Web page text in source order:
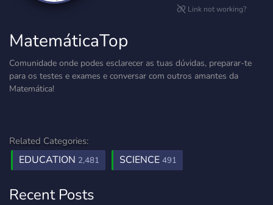
Link not working?
MatemáticaTop
Comunidade onde podes esclarecer as tuas dúvidas, preparar-te
para os testes e exames e conversar com outros amantes da
Matemática!
Related Categories:
EDUCATION 2,481 SCIENCE 491
Recent Posts